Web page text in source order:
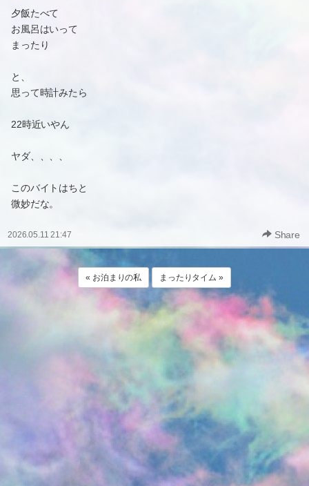
夕飯たべて
お風呂はいって
まったり
と、
思って時計みたら
22時近いやん
ヤダ、、、、
このバイトはちと
微妙だな。
2026.05.11 21:47 Share
« お泊まりの私 まったりタイム »